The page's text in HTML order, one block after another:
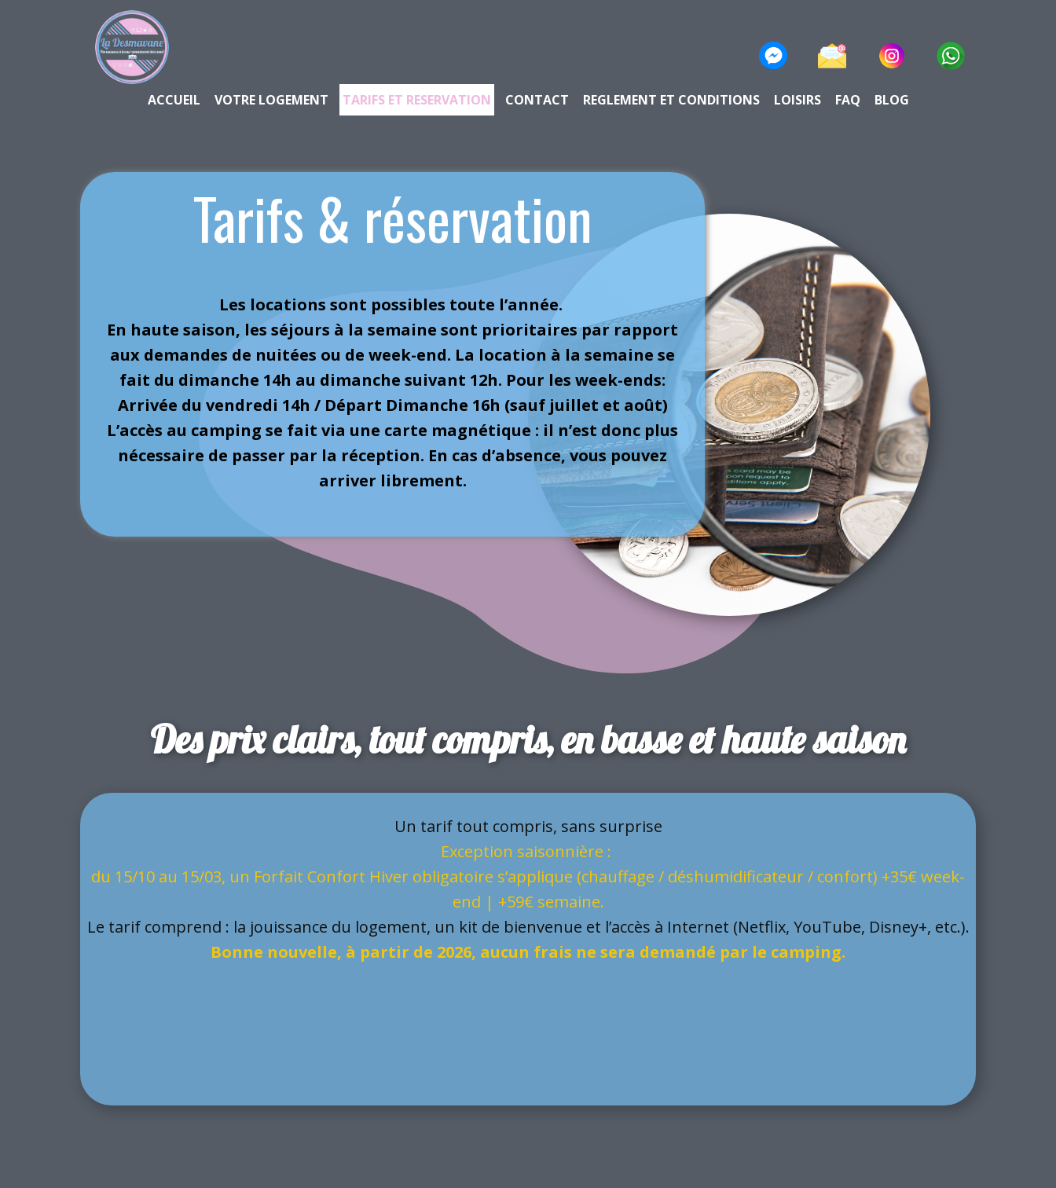
ACCUEIL VOTRE LOGEMENT TARIFS ET RESERVATION CONTACT REGLEMENT ET CONDITIONS LOISIRS FAQ BLOG
Tarifs & réservation
Les locations sont possibles toute l’année.
En haute saison, les séjours à la semaine sont prioritaires par rapport
aux demandes de nuitées ou de week-end. La location à la semaine se
fait du dimanche 14h au dimanche suivant 12h. Pour les week-ends:
Arrivée du vendredi 14h / Départ Dimanche 16h (sauf juillet et août)
L’accès au camping se fait via une carte magnétique : il n’est donc plus
nécessaire de passer par la réception. En cas d’absence, vous pouvez
arriver librement.
Des prix clairs, tout compris, en basse et haute saison
Un tarif tout compris, sans surprise
Exception saisonnière :
du 15/10 au 15/03, un Forfait Confort Hiver obligatoire s’applique (chauffage / déshumidificateur / confort) +35€ week-
end | +59€ semaine.
Le tarif comprend : la jouissance du logement, un kit de bienvenue et l’accès à Internet (Netflix, YouTube, Disney+, etc.).
Bonne nouvelle, à partir de 2026, aucun frais ne sera demandé par le camping.
135 € 185 € 485 €